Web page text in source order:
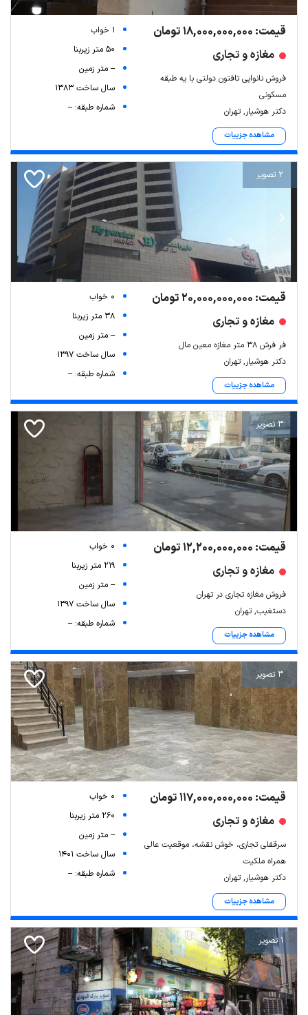
قیمت: 18,000,000,000 تومان
مغازه و تجاری
فروش نانوایی تافتون دولتی با یه طبقه
مسکونی
دکتر هوشیار, تهران
مشاهده جزییات
1 خواب
50 متر زیربنا
-- متر زمین
سال ساخت 1383
شماره طبقه: --
2 تصویر
قیمت: 20,000,000,000 تومان
مغازه و تجاری
فر فر‌ش ۳۸ متر مغازه معین مال
دکتر هوشیار, تهران
مشاهده جزییات
0 خواب
38 متر زیربنا
-- متر زمین
سال ساخت 1397
شماره طبقه: --
3 تصویر
قیمت: 12,200,000,000 تومان
مغازه و تجاری
فروش مغازه تجاری در تهران
دستغیب, تهران
مشاهده جزییات
0 خواب
219 متر زیربنا
-- متر زمین
سال ساخت 1397
شماره طبقه: --
3 تصویر
قیمت: 117,000,000,000 تومان
مغازه و تجاری
سرقفلی تجاری، خوش نقشه، موقعیت عالی
همراه ملکیت
دکتر هوشیار, تهران
مشاهده جزییات
0 خواب
260 متر زیربنا
-- متر زمین
سال ساخت 1401
شماره طبقه: --
1 تصویر